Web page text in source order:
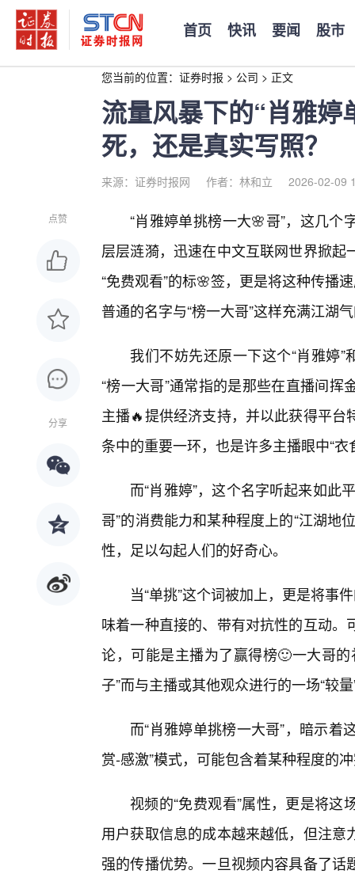
首页 快讯 要闻 股市
您当前的位置： 证券时报 > 公司 > 正文
流量风暴下的“肖雅
死，还是真实写照？
来源：证券时报网 作者：林和立 2026-02-09
点赞
分享
“肖雅婷单挑榜一大🌸哥”，这几
层层涟漪，迅速在中文互联网世界掀
“免费观看”的标🌸签，更是将这种传播
普通的名字与“榜一大哥”这样充满江湖
我们不妨先还原一下这个“肖雅婷
“榜一大哥”通常指的是那些在直播间
主播🔥提供经济支持，并以此获得平
条中的重要一环，也是许多主播眼中“衣
而“肖雅婷”，这个名字听起来如此
哥”的消费能力和某种程度上的“江湖地
性，足以勾起人们的好奇心。
当“单挑”这个词被加上，更是将事
味着一种直接的、带有对抗性的互动
论，可能是主播为了赢得榜🙂一大哥
子”而与主播或其他观众进行的一场“较量
而“肖雅婷单挑榜一大哥”，暗示着
赏-感激”模式，可能包含着某种程度的
视频的“免费观看”属性，更是将
用户获取信息的成本越来越低，但注
强的传播优势。一旦视频内容具备了